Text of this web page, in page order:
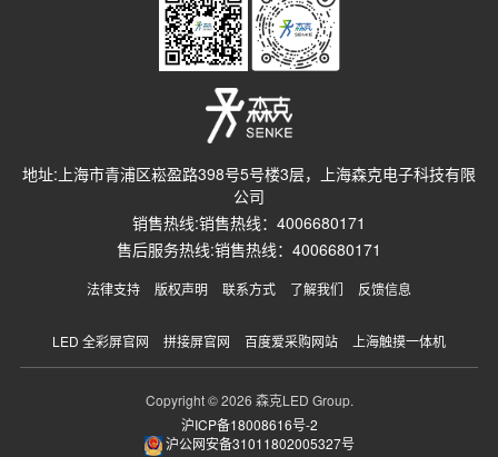
地址:上海市青浦区崧盈路398号5号楼3层，上海森克电子科技有限
公司
销售热线:销售热线：4006680171
售后服务热线:销售热线：4006680171
法律支持 版权声明 联系方式 了解我们 反馈信息
LED 全彩屏官网 拼接屏官网 百度爱采购网站 上海触摸一体机
Copyright © 2026 森克LED Group.
沪ICP备18008616号-2
沪公网安备31011802005327号